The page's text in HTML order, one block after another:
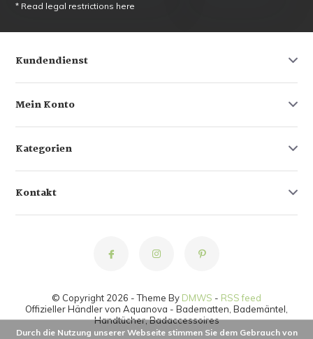
* Read legal restrictions here
Kundendienst
Mein Konto
Kategorien
Kontakt
© Copyright 2026 - Theme By DMWS - RSS feed
Offizieller Händler von Aquanova - Badematten, Bademäntel,
Handtücher, Badaccessoires
Durch die Nutzung unserer Webseite stimmen Sie dem Gebrauch von